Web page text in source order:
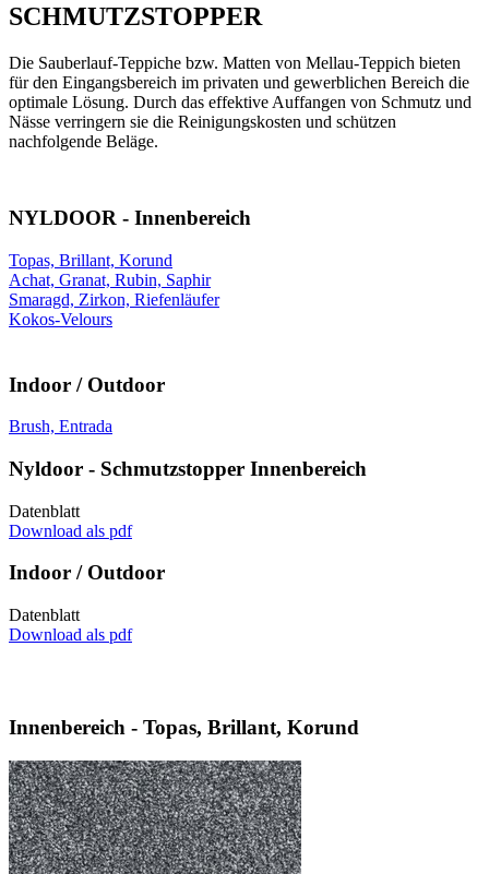
SCHMUTZSTOPPER
Die Sauberlauf-Teppiche bzw. Matten von Mellau-Teppich bieten
für den Eingangsbereich im privaten und gewerblichen Bereich die
optimale Lösung. Durch das effektive Auffangen von Schmutz und
Nässe verringern sie die Reinigungskosten und schützen
nachfolgende Beläge.
NYLDOOR - Innenbereich
Topas, Brillant, Korund
Achat, Granat, Rubin, Saphir
Smaragd, Zirkon, Riefenläufer
Kokos-Velours
Indoor / Outdoor
Brush, Entrada
Nyldoor - Schmutzstopper Innenbereich
Datenblatt
Download als pdf
Indoor / Outdoor
Datenblatt
Download als pdf
Innenbereich - Topas, Brillant, Korund